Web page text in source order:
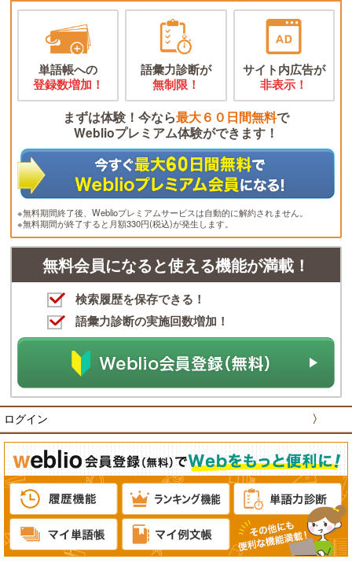
単語帳への
登録数増加！
語彙力診断が
無制限！
サイト内広告が
非表示！
まずは体験！今なら最大６０日間無料で
Weblioプレミアム体験ができます！
※無料期間終了後、Weblioプレミアムサービスは自動的に解約されません。
※無料期間が終了すると月額330円(税込)が発生します。
無料会員になると使える機能が満載！
検索履歴を保存できる！
語彙力診断の実施回数増加！
ログイン 〉